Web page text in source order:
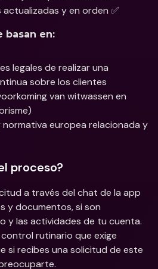
y en orden ✅
basan en:
legales de realizar una
sobre los clientes
van witwassen en
normativa europea relacionada y
proceso?
a través del chat de la app
y documentos, si son
y las actividades de tu cuenta.
rutinario que exige
si recibes una solicitud de este